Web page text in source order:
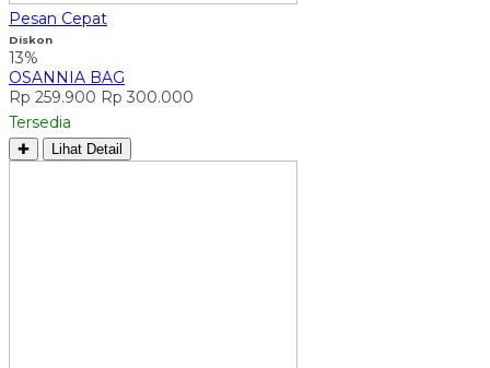
Pesan Cepat
Diskon
13%
OSANNIA BAG
Rp 259.900 Rp 300.000
Tersedia
✚ Lihat Detail